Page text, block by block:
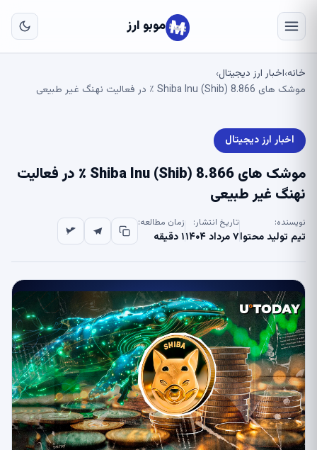
موبو ارز
خانه›اخبار ارز دیجیتال›
موشک های Shiba Inu (Shib) 8.866 ٪ در فعالیت نهنگ غیر طبیعی
اخبار ارز دیجیتال
موشک های Shiba Inu (Shib) 8.866 ٪ در فعالیت
نهنگ غیر طبیعی
نویسنده:
تیم تولید محتوا
تاریخ انتشار:
۷ مرداد ۱۴۰۴
زمان مطالعه:
۱ دقیقه